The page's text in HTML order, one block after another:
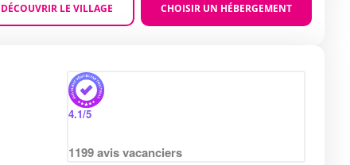
Agrandir
DÉCOUVRIR LE VILLAGE CHOISIR UN HÉBERGEMENT
rating of 4 / 5
4.1/5
1199avis vacanciers